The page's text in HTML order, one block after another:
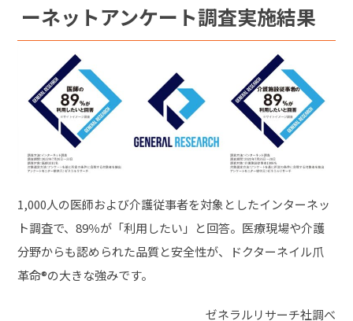
ーネットアンケート調査実施結果
1,000人の医師および介護従事者を対象としたインターネッ
ト調査で、89％が「利用したい」と回答。医療現場や介護
分野からも認められた品質と安全性が、ドクターネイル爪
革命®の大きな強みです。
ゼネラルリサーチ社調べ